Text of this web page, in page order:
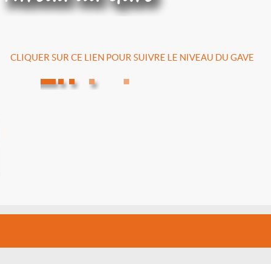
CLIQUER SUR CE LIEN POUR SUIVRE LE NIVEAU DU GAVE